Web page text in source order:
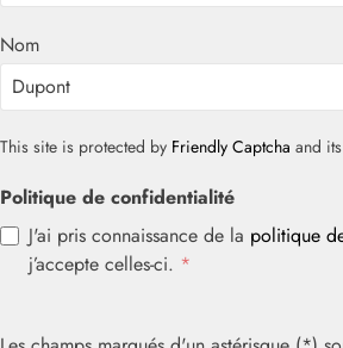
Nom
This site is protected by Friendly Captcha and its
Politique de confidentialité
J'ai pris connaissance de la politique
j’accepte celles-ci. *